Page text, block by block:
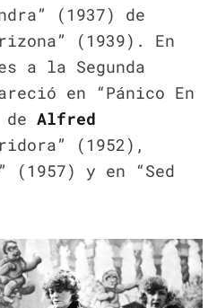
(1937) de
(1939). En
a la Segunda
en “Pánico En
Alfred
(1952),
(1957) y en “Sed